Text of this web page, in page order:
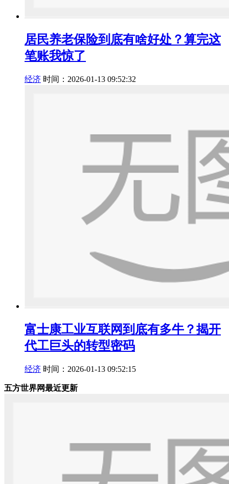
居民养老保险到底有啥好处？算完这
笔账我惊了
经济 时间：2026-01-13 09:52:32
富士康工业互联网到底有多牛？揭开
代工巨头的转型密码
经济 时间：2026-01-13 09:52:15
五方世界网最近更新